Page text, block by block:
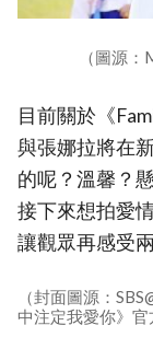
（圖源
目前關於《
與張娜拉將在
的呢？溫馨？
接下來想拍愛
讓觀眾再感受
（封面圖源：
中注定我愛你》官